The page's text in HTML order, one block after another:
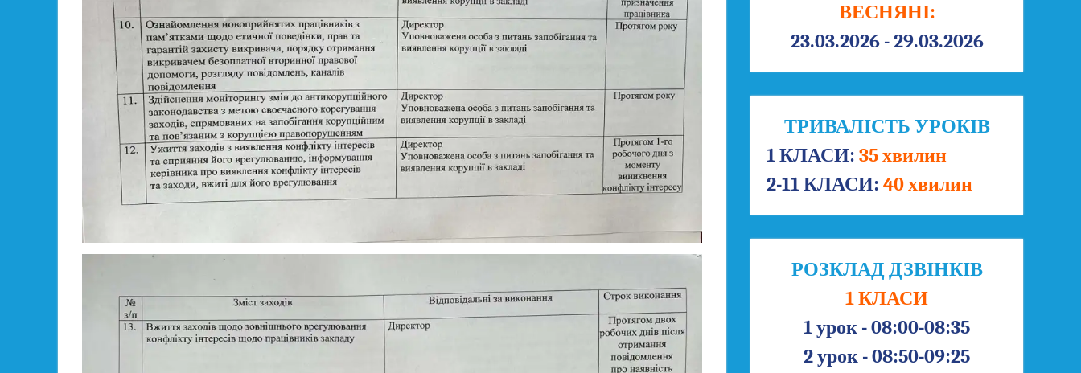
ВЕСНЯНІ:
23.03.2026 - 29.03.2026
ТРИВАЛІСТЬ УРОКІВ
1 КЛАСИ: 35 хвилин
2-11 КЛАСИ: 40 хвилин
РОЗКЛАД ДЗВІНКІВ
1 КЛАСИ
1 урок - 08:00-08:35
2 урок - 08:50-09:25